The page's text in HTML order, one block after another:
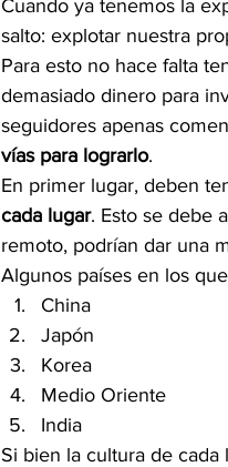
Cuando ya tenemos la
salto: explotar nuestra
Para esto no hace falta
demasiado dinero para
seguidores apenas
vías para lograrlo.
En primer lugar, deben
cada lugar. Esto se debe
remoto, podrían dar una
Algunos países en los
China
Japón
Korea
Medio Oriente
India
Si bien la cultura de cada